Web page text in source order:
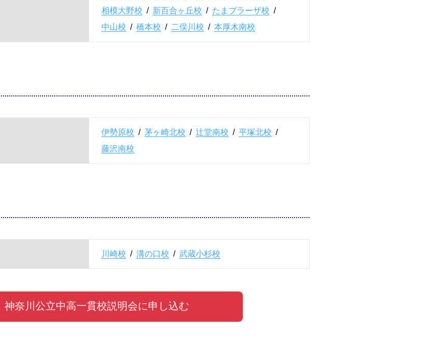
相模大野校 / 新百合ヶ丘校 / たまプラーザ校 /
中山校 / 橋本校 / 二俣川校 / 本厚木南校
伊勢原校 / 茅ヶ崎北校 / 辻堂南校 / 平塚北校 /
藤沢南校
川崎校 / 溝の口校 / 武蔵小杉校
神奈川公立中高一貫校説明会に申し込む